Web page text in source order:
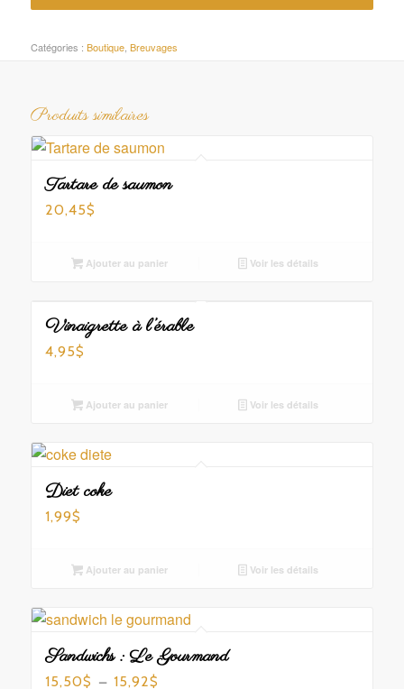
Catégories : Boutique, Breuvages
Produits similaires
Tartare de saumon
20,45$
Ajouter au panier Voir les détails
Vinaigrette à l’érable
4,95$
Ajouter au panier Voir les détails
Diet coke
1,99$
Ajouter au panier Voir les détails
Sandwichs : Le Gourmand
15,50$ – 15,92$